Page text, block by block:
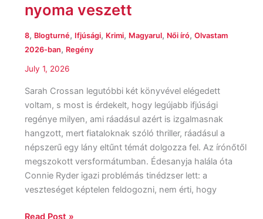
nyoma veszett
8, Blogturné, Ifjúsági, Krimi, Magyarul, Női író, Olvastam
2026-ban, Regény
July 1, 2026
Sarah Crossan legutóbbi két könyvével elégedett
voltam, s most is érdekelt, hogy legújabb ifjúsági
regénye milyen, ami ráadásul azért is izgalmasnak
hangzott, mert fiataloknak szóló thriller, ráadásul a
népszerű egy lány eltűnt témát dolgozza fel. Az írónőtől
megszokott versformátumban. Édesanyja halála óta
Connie Ryder igazi problémás tinédzser lett: a
veszteséget képtelen feldogozni, nem érti, hogy
Read Post »